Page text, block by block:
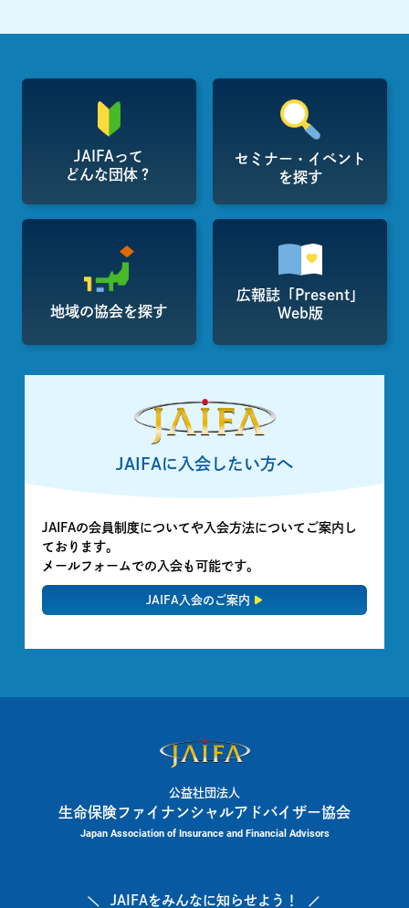
JAIFAって
どんな団体？
セミナー・イベント
を探す
地域の協会を探す
広報誌「Present」
Web版
JAIFAに入会したい方へ
JAIFAの会員制度についてや入会方法についてご案内し
ております。
メールフォームでの入会も可能です。
JAIFA入会のご案内
公益社団法人
生命保険ファイナンシャルアドバイザー協会
Japan Association of Insurance and Financial Advisors
JAIFAをみんなに知らせよう！